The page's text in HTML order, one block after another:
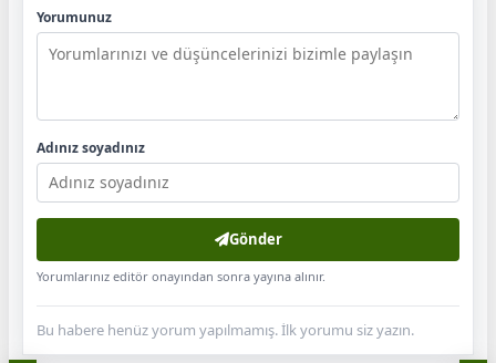
Yorumunuz
Adınız soyadınız
Gönder
Yorumlarınız editör onayından sonra yayına alınır.
Bu habere henüz yorum yapılmamış. İlk yorumu siz yazın.